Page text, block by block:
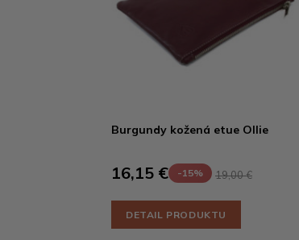
Burgundy kožená etue Ollie
16,15 € -15% 19,00 €
DETAIL PRODUKTU